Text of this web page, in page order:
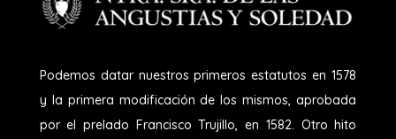
Podemos datar nuestros primeros estatutos en 1578
y la primera modificación de los mismos, aprobada
por el prelado Francisco Trujillo, en 1582. Otro hito